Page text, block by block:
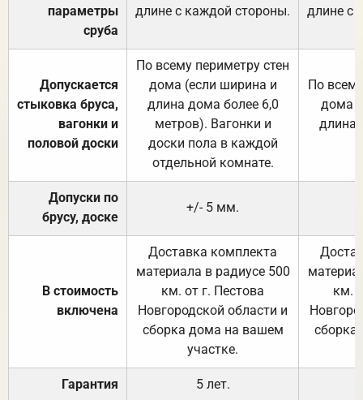
параметры
сруба
длине с каждой стороны.
длине с
Допускается
стыковка бруса,
вагонки и
половой доски
По всему периметру стен
дома (если ширина и
длина дома более 6,0
метров). Вагонки и
доски пола в каждой
отдельной комнате.
По
дома
длина
Допуски по
брусу, доске
+/- 5 мм.
В стоимость
включена
Доставка комплекта
материала в радиусе 500
км. от г. Пестова
Новгородской области и
сборка дома на вашем
участке.
км.
Гарантия 5 лет.